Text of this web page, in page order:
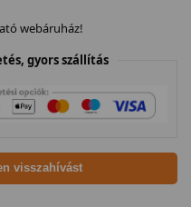
webáruház!
gyors szállítás
visszahívást